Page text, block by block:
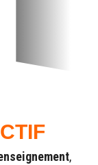
,